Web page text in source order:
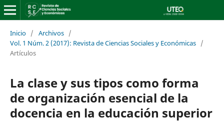
Inicio / Archivos /
Vol. 1 Núm. 2 (2017): Revista de Ciencias Sociales y Económicas /
Artículos
La clase y sus tipos como forma
de organización esencial de la
docencia en la educación superior